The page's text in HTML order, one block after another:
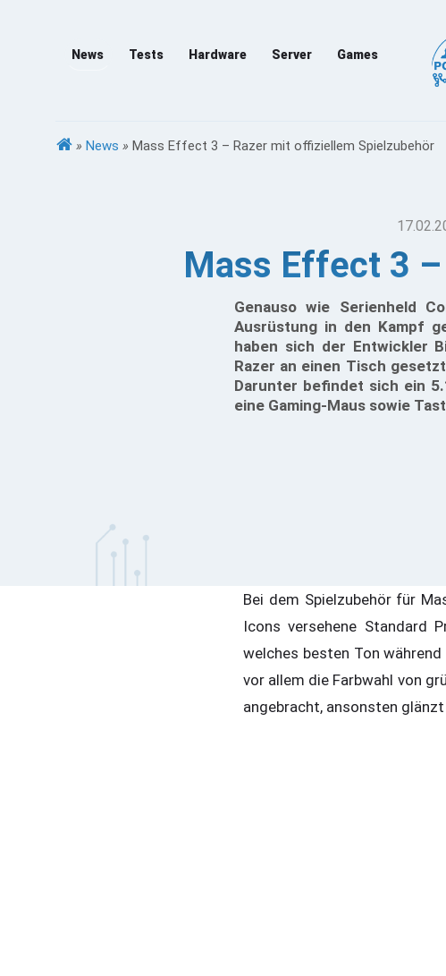
News Tests Hardware Server Games
» News » Mass Effect 3 – Razer mit offiziellem Spielzubehör
Mass Effect 3
Genauso wie Serienheld
Ausrüstung in den Kampf
haben sich der Entwickler
Razer an einen Tisch
Darunter befindet sich ein
eine Gaming-Maus sowie
Bei dem Spielzubehör für
Icons versehene Standard
welches besten Ton
vor allem die Farbwahl von
angebracht, ansonsten